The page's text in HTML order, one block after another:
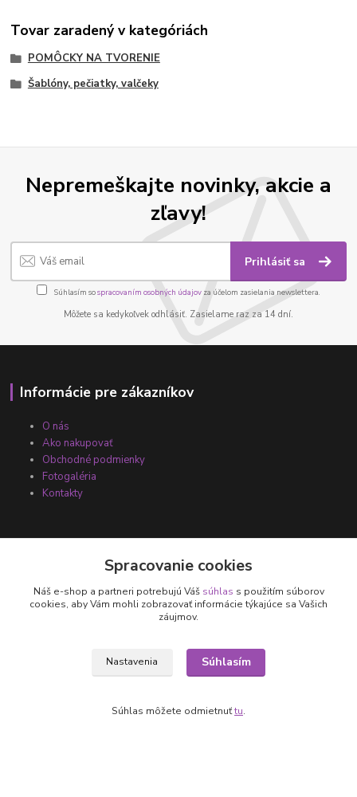
Tovar zaradený v kategóriách
POMÔCKY NA TVORENIE
Šablóny, pečiatky, valčeky
Nepremeškajte novinky, akcie a
zľavy!
Prihlásiť sa
Súhlasím sospracovaním osobných údajov za účelom zasielania newslettera.
Môžete sa kedykoľvek odhlásiť. Zasielame raz za 14 dní.
Informácie pre zákazníkov
O nás
Ako nakupovať
Obchodné podmienky
Fotogaléria
Kontakty
Spracovanie cookies
Náš e-shop a partneri potrebujú Váš súhlas s použitím súborov
cookies, aby Vám mohli zobrazovať informácie týkajúce sa Vašich
záujmov.
Nastavenia Súhlasím
Súhlas môžete odmietnuťtu.